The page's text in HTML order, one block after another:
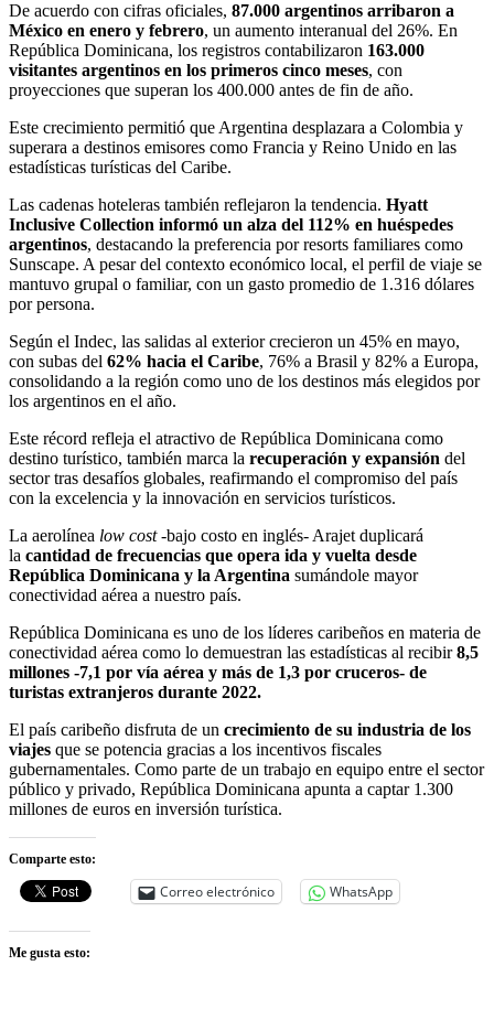
De acuerdo con cifras oficiales, 87.000 argentinos arribaron a
México en enero y febrero, un aumento interanual del 26%. En
República Dominicana, los registros contabilizaron 163.000
visitantes argentinos en los primeros cinco meses, con
proyecciones que superan los 400.000 antes de fin de año.
Este crecimiento permitió que Argentina desplazara a Colombia y
superara a destinos emisores como Francia y Reino Unido en las
estadísticas turísticas del Caribe.
Las cadenas hoteleras también reflejaron la tendencia. Hyatt
Inclusive Collection informó un alza del 112% en huéspedes
argentinos, destacando la preferencia por resorts familiares como
Sunscape. A pesar del contexto económico local, el perfil de viaje se
mantuvo grupal o familiar, con un gasto promedio de 1.316 dólares
por persona.
Según el Indec, las salidas al exterior crecieron un 45% en mayo,
con subas del 62% hacia el Caribe, 76% a Brasil y 82% a Europa,
consolidando a la región como uno de los destinos más elegidos por
los argentinos en el año.
Este récord refleja el atractivo de República Dominicana como
destino turístico, también marca la recuperación y expansión del
sector tras desafíos globales, reafirmando el compromiso del país
con la excelencia y la innovación en servicios turísticos.
La aerolínea low cost-bajo costo en inglés- Arajet duplicará
la cantidad de frecuencias que opera ida y vuelta desde
República Dominicana y la Argentina sumándole mayor
conectividad aérea a nuestro país.
República Dominicana es uno de los líderes caribeños en materia de
conectividad aérea como lo demuestran las estadísticas al recibir8,5
millones -7,1 por vía aérea y más de 1,3 por cruceros- de
turistas extranjeros durante 2022.
El país caribeño disfruta de un crecimiento de su industria de los
viajes que se potencia gracias a los incentivos fiscales
gubernamentales. Como parte de un trabajo en equipo entre el sector
público y privado, República Dominicana apunta a captar 1.300
millones de euros en inversión turística.
Comparte esto:
Correo electrónico WhatsApp
Me gusta esto: